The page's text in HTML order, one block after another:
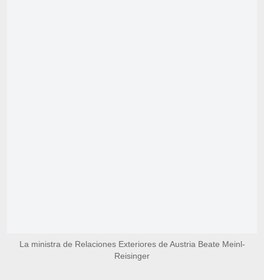
La ministra de Relaciones Exteriores de Austria Beate Meinl-
Reisinger